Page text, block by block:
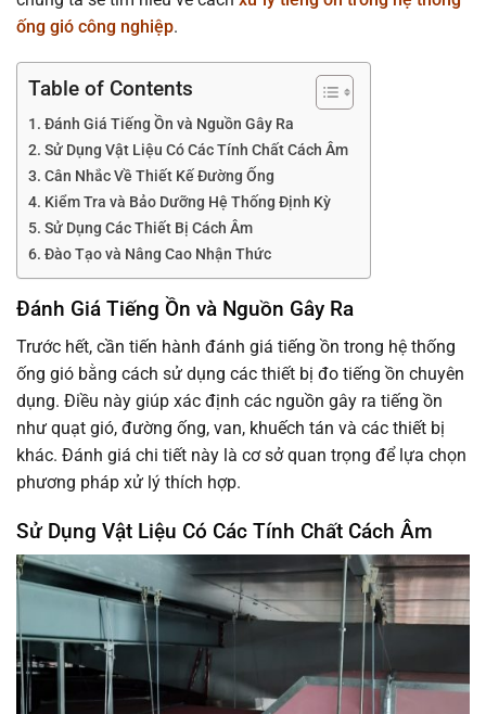
ống gió công nghiệp.
Table of Contents
Đánh Giá Tiếng Ồn và Nguồn Gây Ra
Sử Dụng Vật Liệu Có Các Tính Chất Cách Âm
Cân Nhắc Về Thiết Kế Đường Ống
Kiểm Tra và Bảo Dưỡng Hệ Thống Định Kỳ
Sử Dụng Các Thiết Bị Cách Âm
Đào Tạo và Nâng Cao Nhận Thức
Đánh Giá Tiếng Ồn và Nguồn Gây Ra
Trước hết, cần tiến hành đánh giá tiếng ồn trong hệ thống
ống gió bằng cách sử dụng các thiết bị đo tiếng ồn chuyên
dụng. Điều này giúp xác định các nguồn gây ra tiếng ồn
như quạt gió, đường ống, van, khuếch tán và các thiết bị
khác. Đánh giá chi tiết này là cơ sở quan trọng để lựa chọn
phương pháp xử lý thích hợp.
Sử Dụng Vật Liệu Có Các Tính Chất Cách Âm